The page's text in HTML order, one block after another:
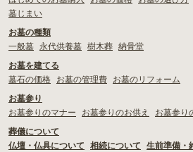
墓じまい
お墓の種類
一般墓
永代供養墓 樹木葬 納骨堂
お墓を建てる
墓石の価格
お墓の管理費
お墓のリフォーム
お墓参り
お墓参りのマナー
お墓参りのお供え お墓参り
葬儀について
仏壇・仏具について
相続について 生前準備・